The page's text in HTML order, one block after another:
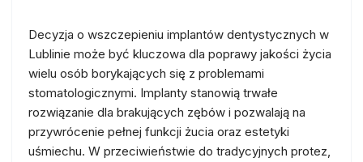
Decyzja o wszczepieniu implantów dentystycznych w
Lublinie może być kluczowa dla poprawy jakości życia
wielu osób borykających się z problemami
stomatologicznymi. Implanty stanowią trwałe
rozwiązanie dla brakujących zębów i pozwalają na
przywrócenie pełnej funkcji żucia oraz estetyki
uśmiechu. W przeciwieństwie do tradycyjnych protez,